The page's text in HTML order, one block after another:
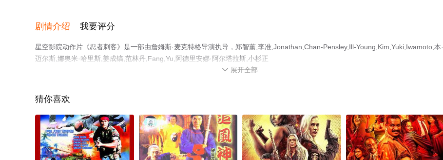
剧情介绍 我要评分
星空影院动作片《忍者刺客》是一部由詹姆斯·麦克特格导演执导，郑智薰,李准,Jonathan,Chan-Pensley,Ill-Young,Kim,Yuki,Iwamoto,本·
迈尔斯,娜奥米·哈里斯,姜成镐,范林丹,Fang,Yu,阿德里安娜·阿尔塔拉斯,小杉正
一,Kylie,Liya,Page,Sungwoong,Yoon,Eleonore,Weisgerber,兰德尔·杜克·金,泽井杏奈,Th等明星演员精彩演绎的德国 / 美国 / 法国电影，
情网等平台了解。
。
 展开全部
猜你喜欢